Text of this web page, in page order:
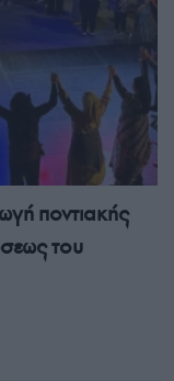
ποντιακής
του